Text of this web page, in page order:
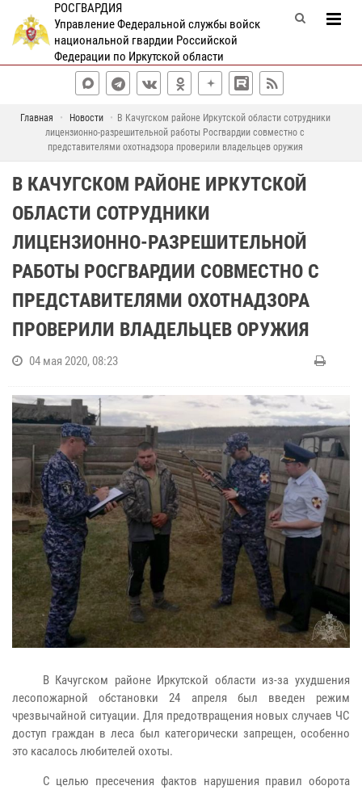
РОСГВАРДИЯ
Управление Федеральной службы войск
национальной гвардии Российской
Федерации по Иркутской области
Главная Новости
В Качугском районе Иркутской области сотрудники
лицензионно-разрешительной работы Росгвардии совместно с
представителями охотнадзора проверили владельцев оружия
В КАЧУГСКОМ РАЙОНЕ ИРКУТСКОЙ
ОБЛАСТИ СОТРУДНИКИ
ЛИЦЕНЗИОННО-РАЗРЕШИТЕЛЬНОЙ
РАБОТЫ РОСГВАРДИИ СОВМЕСТНО С
ПРЕДСТАВИТЕЛЯМИ ОХОТНАДЗОРА
ПРОВЕРИЛИ ВЛАДЕЛЬЦЕВ ОРУЖИЯ
04 мая 2020, 08:23
В Качугском районе Иркутской области из-за ухудшения
лесопожарной обстановки 24 апреля был введен режим
чрезвычайной ситуации. Для предотвращения новых случаев ЧС
доступ граждан в леса был категорически запрещен, особенно
это касалось любителей охоты.
С целью пресечения фактов нарушения правил оборота